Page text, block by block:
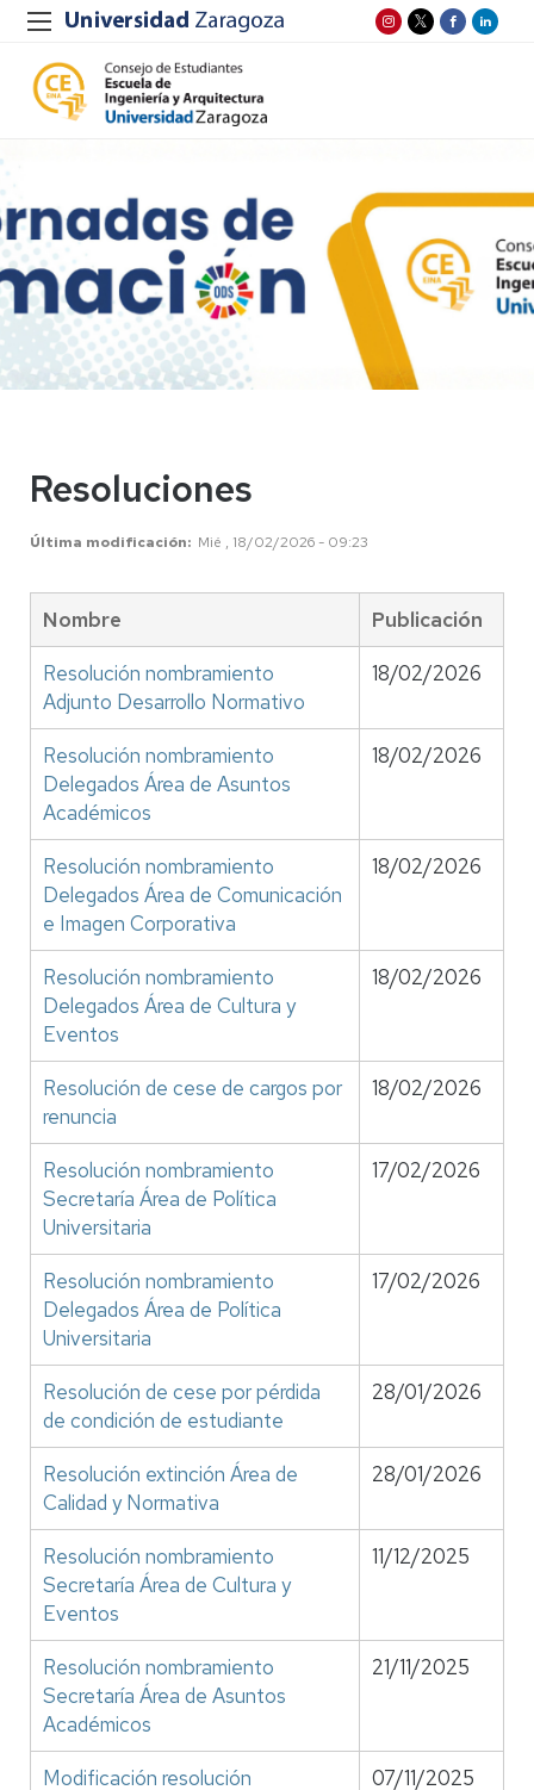
Resoluciones
Última modificación Mié , 18/02/2026 - 09:23
Nombre Publicación
Resolución nombramiento
Adjunto Desarrollo Normativo
18/02/2026
Resolución nombramiento
Delegados Área de Asuntos
Académicos
18/02/2026
Resolución nombramiento
Delegados Área de Comunicación
e Imagen Corporativa
18/02/2026
Resolución nombramiento
Delegados Área de Cultura y
Eventos
18/02/2026
Resolución de cese de cargos por
renuncia
18/02/2026
Resolución nombramiento
Secretaría Área de Política
Universitaria
17/02/2026
Resolución nombramiento
Delegados Área de Política
Universitaria
17/02/2026
Resolución de cese por pérdida
de condición de estudiante
28/01/2026
Resolución extinción Área de
Calidad y Normativa
28/01/2026
Resolución nombramiento
Secretaría Área de Cultura y
Eventos
11/12/2025
Resolución nombramiento
Secretaría Área de Asuntos
Académicos
21/11/2025
Modificación resolución
07/11/2025